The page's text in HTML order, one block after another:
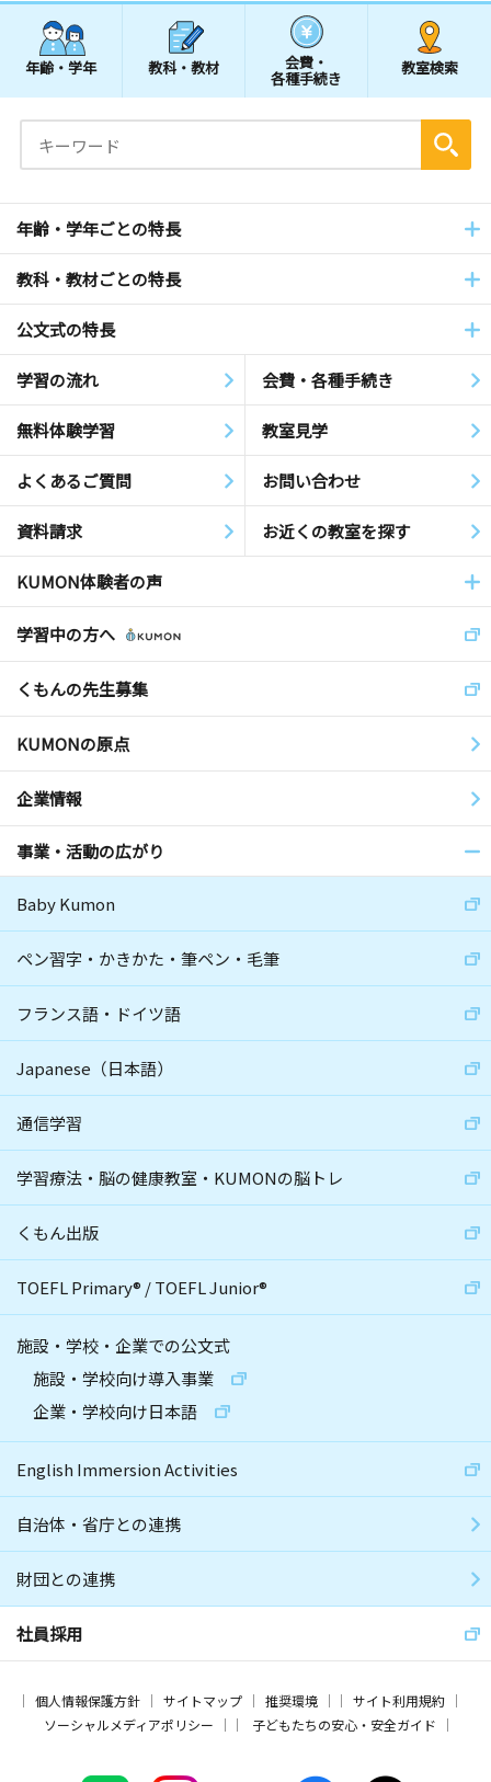
年齢・学年 教科・教材 会費・
各種手続き
教室検索
年齢・学年ごとの特長
教科・教材ごとの特長
公文式の特長
学習の流れ 会費・各種手続き
無料体験学習 教室見学
よくあるご質問 お問い合わせ
資料請求 お近くの教室を探す
KUMON体験者の声
学習中の方へ
くもんの先生募集
KUMONの原点
企業情報
事業・活動の広がり
Baby Kumon
ペン習字・かきかた・筆ペン・毛筆
フランス語・ドイツ語
Japanese（日本語）
通信学習
学習療法・脳の健康教室・KUMONの脳トレ
くもん出版
TOEFL Primary® /TOEFL Junior®
施設・学校・企業での公文式
施設・学校向け導入事業
企業・学校向け日本語
English Immersion Activities
自治体・省庁との連携
財団との連携
社員採用
個人情報保護方針 サイトマップ 推奨環境
サイト利用規約
ソーシャルメディアポリシー
子どもたちの安心・安全ガイド